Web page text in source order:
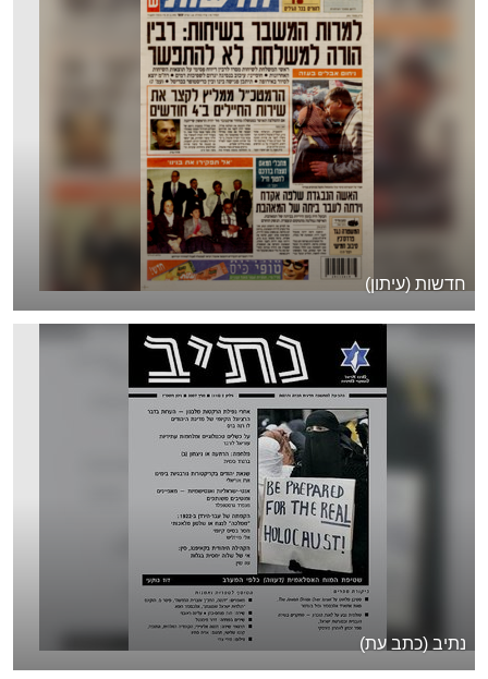
חדשות (עיתון)
נתיב (כתב עת)